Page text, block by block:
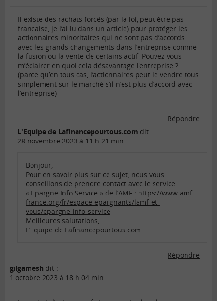
Il existe des rachats forcés (par la loi, peut être pas
francaise, je l’ai lu dans un article) pour protéger les
actionnaires minoritaires qui ne sont pas d’accords
avec les grands changements dans l’entreprise comme
la fusion ou la vente de certains actif. Pouvez vous
m’éclairer en quoi cela désavantage l’entreprise ?
(parce qu’en tous cas, l’actionnaires peut le vendre tous
simplement sur le marché s’il n’est plus d’accord avec
l’entreprise)
Répondre
L'Equipe de Lafinancepourtous.com dit :
28 novembre 2023 à 11 h 21 min
Bonjour,
Pour en savoir plus sur ce sujet, nous vous
conseillons de prendre contact avec le service
« Epargne Info Service » de l’AMF : https://www.amf-
france.org/fr/espace-epargnants/lamf-et-
vous/epargne-info-service
Meilleures salutations,
L’Equipe de Lafinancepourtous.com
Répondre
gilgamesh dit :
1 octobre 2023 à 18 h 04 min